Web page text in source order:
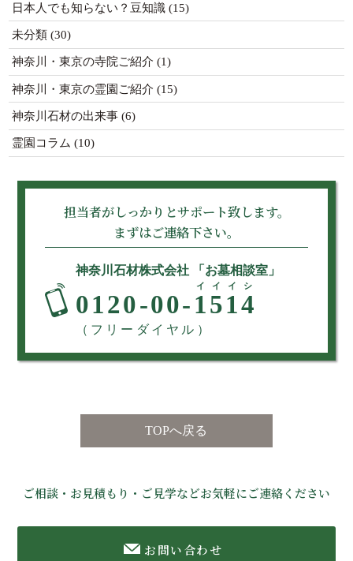
日本人でも知らない？豆知識(15)
未分類(30)
神奈川・東京の寺院ご紹介 (1)
神奈川・東京の霊園ご紹介 (15)
神奈川石材の出来事(6)
霊園コラム (10)
担当者がしっかりとサポート致します。
まずはご連絡下さい。
神奈川石材株式会社 「お墓相談室」
0120-00-1514
イイイシ
（フリーダイヤル）
TOPへ戻る
ご相談・お見積もり・ご見学などお気軽にご連絡ください
お問い合わせ